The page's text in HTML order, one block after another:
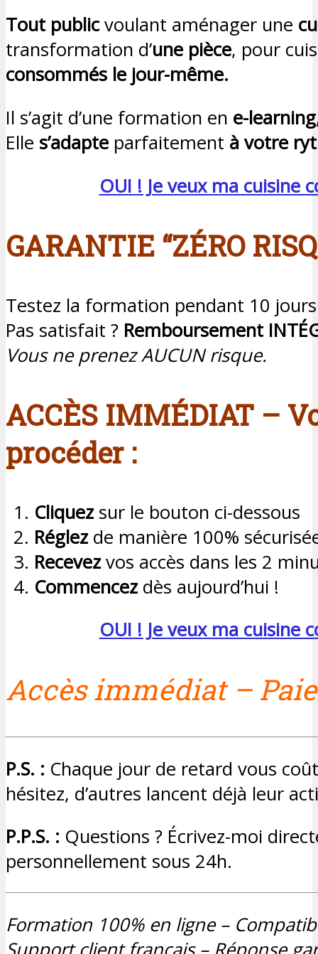
Tout publicvoulant aménager une
transformation d’une pièce, pour
consommés le jour-même.
Il s’agit d’une formation en e-
Elle s’adapte parfaitement à votre
OUI ! Je veux ma cuisine
GARANTIE “ZÉRO
Testez la formation pendant 10
Pas satisfait ? Remboursement
Vous ne prenez AUCUN risque.
ACCÈS IMMÉDIAT –
procéder :
Cliquez sur le bouton ci-dessous
Réglez de manière 100%
Recevez vos accès dans les 2
Commencez dès aujourd’hui !
OUI ! Je veux ma cuisine
Accès immédiat –
P.S. : Chaque jour de retard vous
hésitez, d’autres lancent déjà leur
P.P.S. : Questions ? Écrivez-moi
personnellement sous 24h.
Formation 100% en ligne –